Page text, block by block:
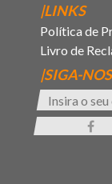
|LINKS
Política de
Livro de
|SIGA-NOS